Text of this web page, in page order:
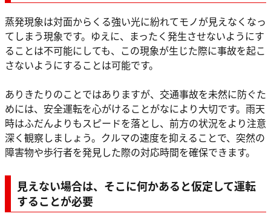
蒸発現象は対面からくる強い光に紛れてモノが見えなくなっ
てしまう現象です。ゆえに、まったく発生させないようにす
ることは不可能にしても、この現象が生じた際に事故を起こ
さないようにすることは可能です。
ありきたりのことではありますが、交通事故を未然に防ぐた
めには、安全運転を心がけることがなにより大切です。雨天
時はふだんよりもスピードを落とし、前方の状況をより注意
深く観察しましょう。クルマの速度を抑えることで、突然の
障害物や歩行者を発見した際の対応時間を確保できます。
見えない場合は、そこに何かあると仮定して運転
することが必要